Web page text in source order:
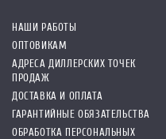
НАШИ РАБОТЫ
ОПТОВИКАМ
АДРЕСА ДИЛЛЕРСКИХ ТОЧЕК
ПРОДАЖ
ДОСТАВКА И ОПЛАТА
ГАРАНТИЙНЫЕ ОБЯЗАТЕЛЬСТВА
ОБРАБОТКА ПЕРСОНАЛЬНЫХ